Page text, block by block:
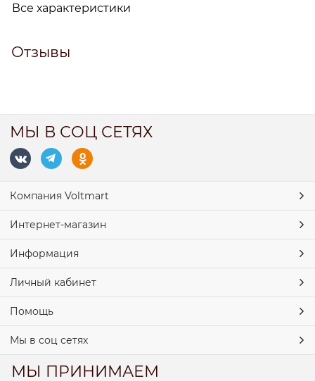
Все характеристики
Отзывы
МЫ В СОЦ СЕТЯХ
Компания Voltmart
Интернет-магазин
Информация
Личный кабинет
Помощь
Мы в соц сетях
МЫ ПРИНИМАЕМ